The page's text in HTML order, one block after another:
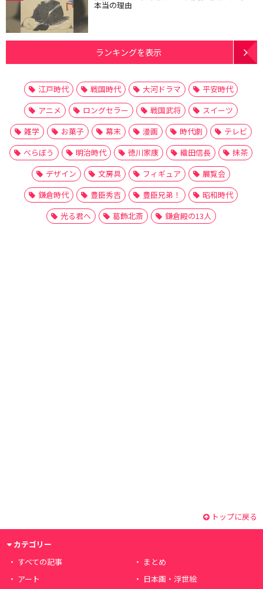
本当の理由
ランキングを表示
江戸時代 戦国時代 大河ドラマ
平安時代
アニメ
ロングセラー 戦国武将
スイーツ
雑学
お菓子 幕末 漫画 時代劇
テレビ
べらぼう
明治時代 徳川家康 織田信長
抹茶
デザイン
文房具 フィギュア
展覧会
鎌倉時代
豊臣秀吉 豊臣兄弟！
昭和時代
光る君へ
葛飾北斎 鎌倉殿の13人
トップに戻る
カテゴリー
すべての記事
まとめ
アート
日本画・浮世絵